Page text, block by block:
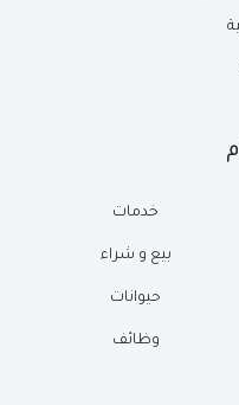
خدمات
بيع و شراء
حيوانات
وظائف